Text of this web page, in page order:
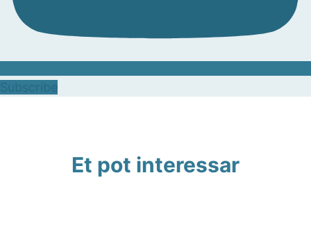
Et pot interessar